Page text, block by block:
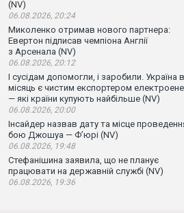
(NV)
06.08.2026, 20:24
Миколенко отримав нового партнера:
Евертон підписав чемпіона Англії
з Арсенала (NV)
06.08.2026, 20:12
І сусідам допомогли, і заробили. Україна
місяць є чистим експортером
— які країни купують найбільше (NV)
06.08.2026, 20:00
Інсайдер назвав дату та місце
бою Джошуа — Ф’юрі (NV)
06.08.2026, 19:48
Стефанішина заявила, що не планує
працювати на державній службі (NV)
06.08.2026, 19:36